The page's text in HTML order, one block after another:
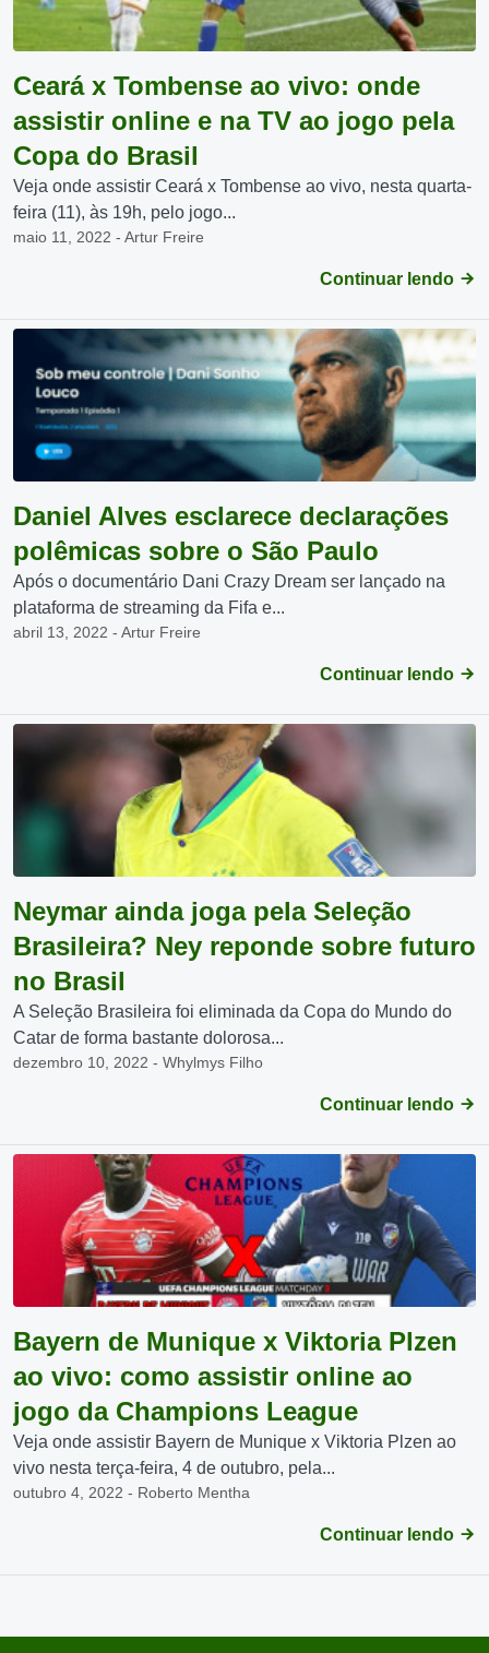
Ceará x Tombense ao vivo: onde
assistir online e na TV ao jogo pela
Copa do Brasil
Veja onde assistir Ceará x Tombense ao vivo, nesta quarta-
feira (11), às 19h, pelo jogo...
maio 11, 2022 - Artur Freire
Continuar lendo
Daniel Alves esclarece declarações
polêmicas sobre o São Paulo
Após o documentário Dani Crazy Dream ser lançado na
plataforma de streaming da Fifa e...
abril 13, 2022 - Artur Freire
Continuar lendo
Neymar ainda joga pela Seleção
Brasileira? Ney reponde sobre futuro
no Brasil
A Seleção Brasileira foi eliminada da Copa do Mundo do
Catar de forma bastante dolorosa...
dezembro 10, 2022 - Whylmys Filho
Continuar lendo
Bayern de Munique x Viktoria Plzen
ao vivo: como assistir online ao
jogo da Champions League
Veja onde assistir Bayern de Munique x Viktoria Plzen ao
vivo nesta terça-feira, 4 de outubro, pela...
outubro 4, 2022 - Roberto Mentha
Continuar lendo